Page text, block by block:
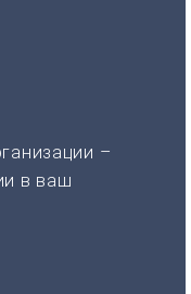
–
в ваш